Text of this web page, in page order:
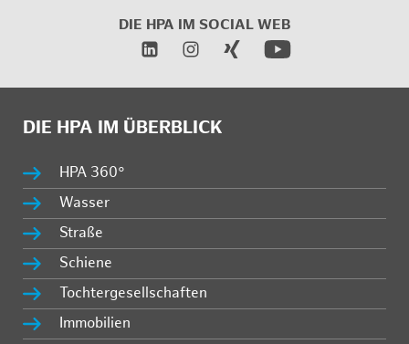
DIE HPA IM SOCIAL WEB
DIE HPA IM ÜBERBLICK
HPA 360°
Wasser
Straße
Schiene
Tochtergesellschaften
Immobilien